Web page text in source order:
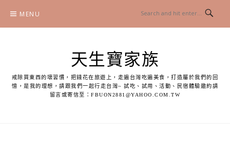
content
MENU
天生寶家族
戒除買東西的壞習慣，把錢花在旅遊上，走遍台灣吃遍美食，打造屬於我們的回
憶，是我的理想，請跟我們一起行走台灣~ 試吃、試用、活動、民宿體驗邀約請
留言或寄信至：FBUON2881@YAHOO.COM.TW